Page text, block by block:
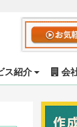
ス紹介 会